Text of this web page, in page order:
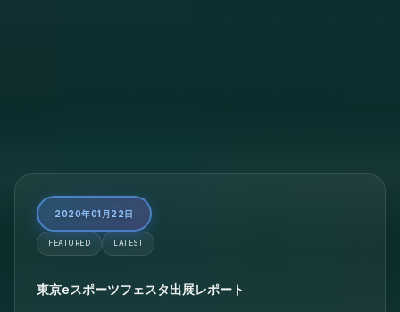
2020年01月22日
FEATURED LATEST
東京eスポーツフェスタ出展レポート